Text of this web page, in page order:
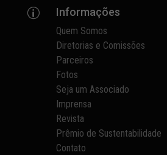
p Informações
Quem Somos
Diretorias e Comissões
Parceiros
Fotos
Seja um Associado
Imprensa
Revista
Prêmio de Sustentabilidade
Contato